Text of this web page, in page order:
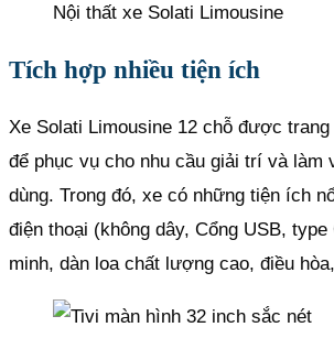
Nội thất xe Solati Limousine
Tích hợp nhiều tiện ích
Xe Solati Limousine 12 chỗ được
để phục vụ cho nhu cầu giải trí và làm
dùng. Trong đó, xe có những tiện ích
điện thoại (không dây, Cổng USB,
minh, dàn loa chất lượng cao, điều